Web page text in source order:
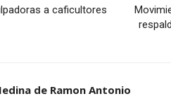
a caficultores
de Ramon Antonio